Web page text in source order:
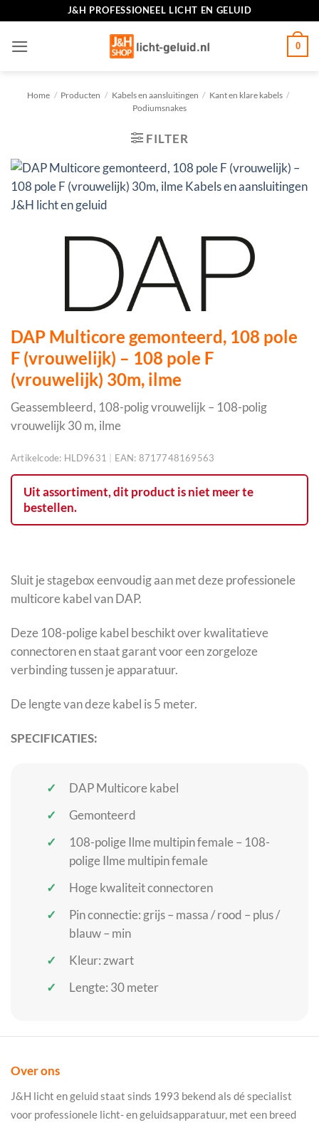
inhoud
J&H PROFESSIONEEL LICHT EN GELUID
0
Home / Producten / Kabels en aansluitingen / Kant en klare kabels /
Podiumsnakes
FILTER
DAP Multicore gemonteerd, 108 pole
F (vrouwelijk) – 108 pole F
(vrouwelijk) 30m, ilme
Geassembleerd, 108-polig vrouwelijk – 108-polig
vrouwelijk 30 m, ilme
Artikelcode: HLD9631 EAN: 8717748169563
Uit assortiment, dit product is niet meer te
bestellen.
Sluit je stagebox eenvoudig aan met deze professionele
multicore kabel van DAP.
Deze 108-polige kabel beschikt over kwalitatieve
connectoren en staat garant voor een zorgeloze
verbinding tussen je apparatuur.
De lengte van deze kabel is 5 meter.
SPECIFICATIES:
DAP Multicore kabel
Gemonteerd
108-polige Ilme multipin female – 108-
polige Ilme multipin female
Hoge kwaliteit connectoren
Pin connectie: grijs – massa / rood – plus /
blauw – min
Kleur: zwart
Lengte: 30 meter
Over ons
J&H licht en geluid staat sinds 1993 bekend als dé specialist
voor professionele licht- en geluidsapparatuur, met een breed